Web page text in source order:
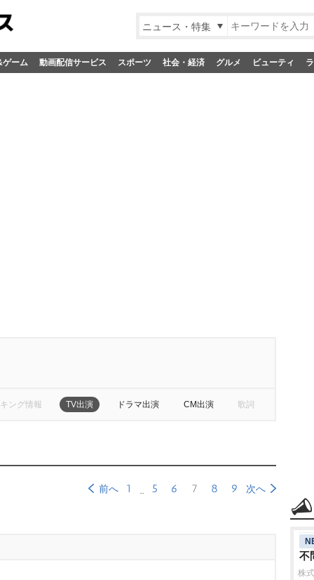
ニュース・特集
ゲーム 動画配信サービス スポーツ 社会・経済 グルメ ビューティ
ング情報 TV出演 ドラマ出演 CM出演 歌詞
前へ 1 5 6 7 8 9 次へ
不
株